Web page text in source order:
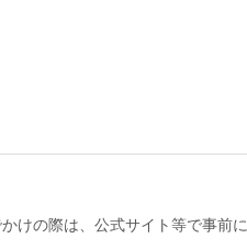
の際は、公式サイト等で事前